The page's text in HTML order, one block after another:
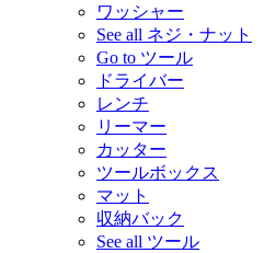
ワッシャー
See all ネジ・ナット
Go to ツール
ドライバー
レンチ
リーマー
カッター
ツールボックス
マット
収納バック
See all ツール